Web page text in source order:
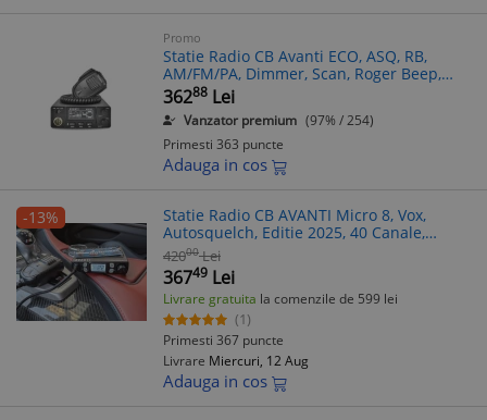
Promo
Statie Radio CB Avanti ECO, ASQ, RB,
AM/FM/PA, Dimmer, Scan, Roger Beep,
Display LCD, Blocare Taste, Iesire Difuzor
Extern
36288 Lei
Vanzator premium (97% / 254)
Primesti 363 puncte
Adauga in cos
-13%
Statie Radio CB AVANTI Micro 8, Vox,
Autosquelch, Editie 2025, 40 Canale,
AM/FM, 12V
42000 Lei
36749 Lei
Livrare gratuita la comenzile de 599 lei
(1)
Primesti 367 puncte
Livrare Miercuri, 12 Aug
Adauga in cos